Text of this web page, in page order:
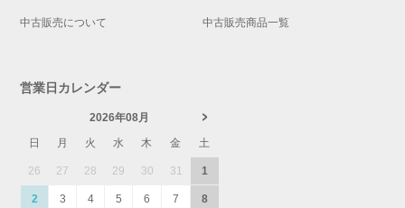
中古販売について 中古販売商品一覧
営業日カレンダー
2026年08月
日
月 火 水 木 金 土
26 27 28 29 30 31 1
2 3 4 5 6 7 8